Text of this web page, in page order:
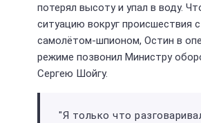
потерял высоту и упал в воду.
ситуацию вокруг происшествия
самолётом-шпионом, Остин в
режиме позвонил Министру
Сергею Шойгу.
"Я только что